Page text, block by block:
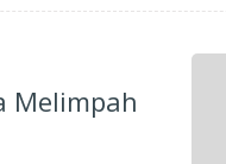
Melimpah